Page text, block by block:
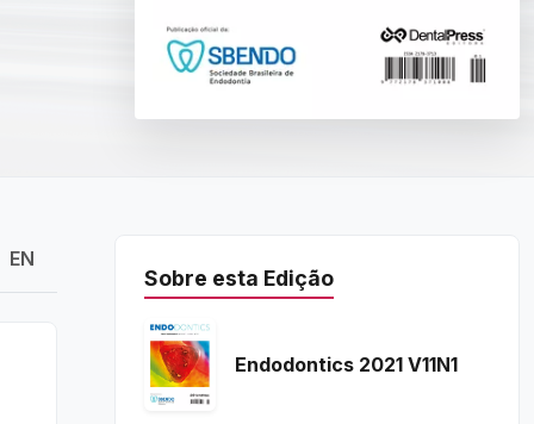
EN
Sobre esta Edição
Endodontics 2021 V11N1